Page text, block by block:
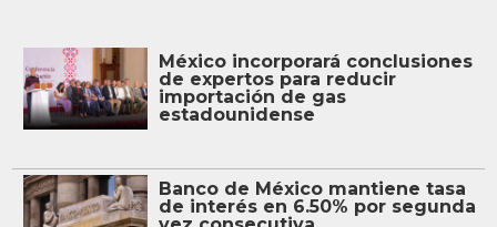
México incorporará conclusiones
de expertos para reducir
importación de gas
estadounidense
Banco de México mantiene tasa
de interés en 6.50% por segunda